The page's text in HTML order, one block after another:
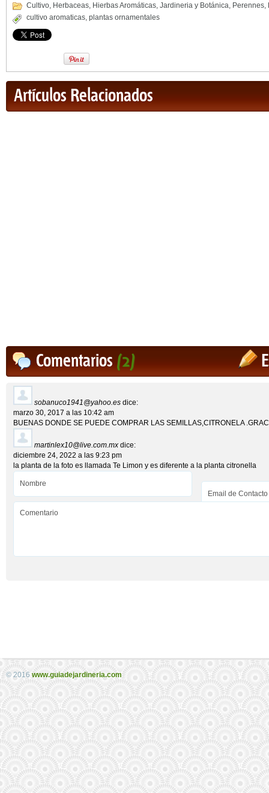
Cultivo, Herbaceas, Hierbas Aromáticas, Jardineria y Botánica, Perennes,
cultivo aromaticas, plantas ornamentales
Artículos Relacionados
Comentarios(2)
sobanuco1941@yahoo.es dice:
marzo 30, 2017 a las 10:42 am
BUENAS DONDE SE PUEDE COMPRAR LAS SEMILLAS,CITRONELA
martinlex10@live.com.mx dice:
diciembre 24, 2022 a las 9:23 pm
la planta de la foto es llamada Te Limon y es diferente a la planta citronella
© 2016www.guiadejardineria.com